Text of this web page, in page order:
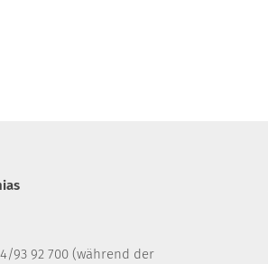
93 92 700 (während der